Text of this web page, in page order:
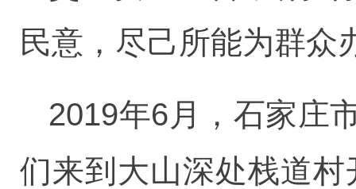
民意，尽己所能为群众
2019年6月，石家庄
们来到大山深处栈道村